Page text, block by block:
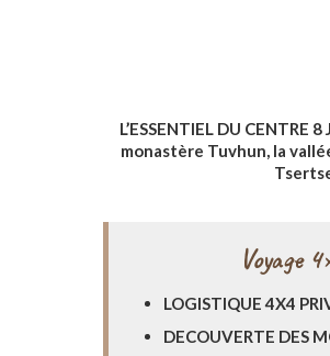
L’ESSENTIEL DU
monastère Tuvhun, la
Voyage
LOGISTIQUE 4X4
DECOUVERTE DES